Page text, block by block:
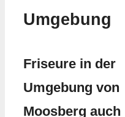
Umgebung
Friseure in der
Umgebung von
Moosberg auch